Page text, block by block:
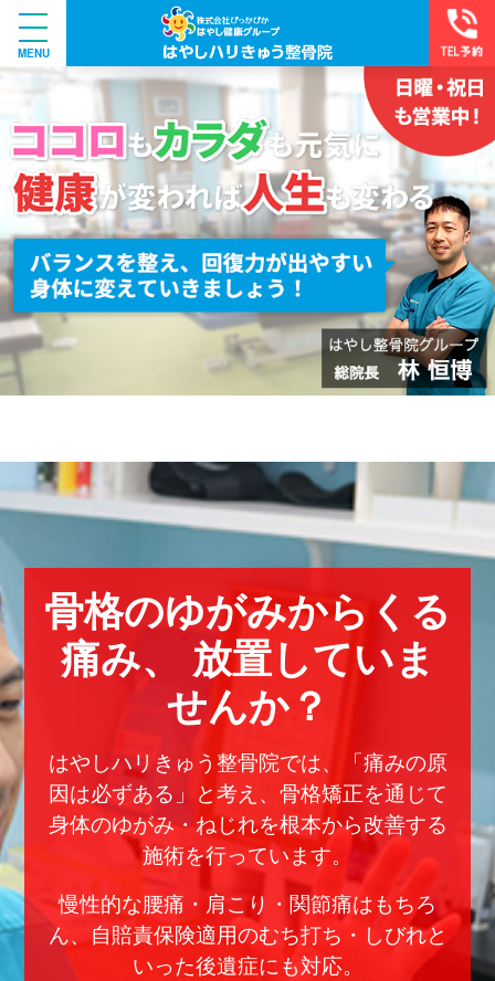
骨格のゆがみからくる
痛み、
放置していま
せんか？
はやしハリきゅう整骨院では、「痛みの原
因は必ずある」と考え、骨格矯正を通じて
身体のゆがみ・ねじれを根本から改善する
施術を行っています。
慢性的な腰痛・肩こり・関節痛はもちろ
ん、自賠責保険適用のむち打ち・しびれと
いった後遺症にも対応。